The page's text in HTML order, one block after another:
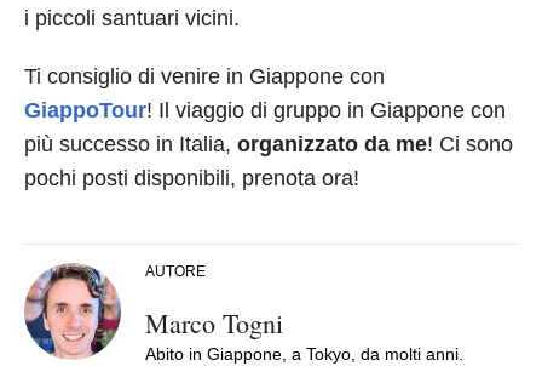
i piccoli santuari vicini.
Ti consiglio di venire in Giappone con
GiappoTour! Il viaggio di gruppo in Giappone con
più successo in Italia, organizzato da me! Ci sono
pochi posti disponibili, prenota ora!
AUTORE
Marco Togni
Abito in Giappone, a Tokyo, da molti anni.